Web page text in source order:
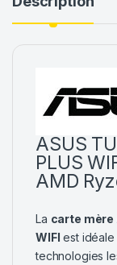
ASUS
PLUS
AMD
La carte mère
WIFI est idéale
technologies